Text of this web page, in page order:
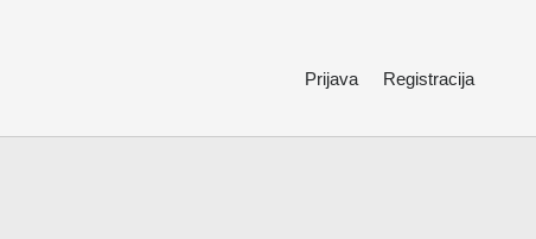
Prijava Registracija